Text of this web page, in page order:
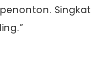
Singkat